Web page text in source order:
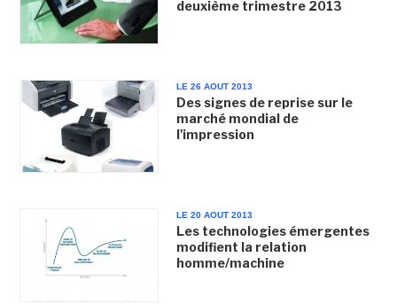
deuxième trimestre 2013
LE 26 AOUT 2013
Des signes de reprise sur le
marché mondial de
l'impression
LE 20 AOUT 2013
Les technologies émergentes
modifient la relation
homme/machine